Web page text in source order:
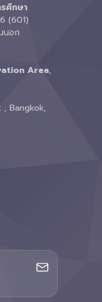
ศึกษา
(601)
นอก
Area,
, Bangkok,